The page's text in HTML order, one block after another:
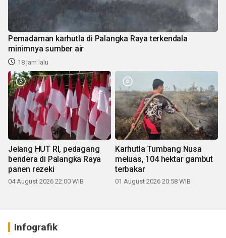
Pemadaman karhutla di Palangka Raya terkendala
minimnya sumber air
18 jam lalu
Jelang HUT RI, pedagang
bendera di Palangka Raya
panen rezeki
04 August 2026 22:00 WIB
Karhutla Tumbang Nusa
meluas, 104 hektar gambut
terbakar
01 August 2026 20:58 WIB
Infografik